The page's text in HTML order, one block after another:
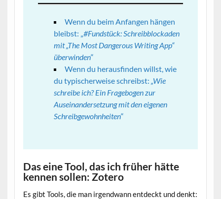
Wenn du beim Anfangen hängen
bleibst: „#Fundstück: Schreibblockaden
mit „The Most Dangerous Writing App“
überwinden“
Wenn du herausfinden willst, wie
du typischerweise schreibst: „Wie
schreibe ich? Ein Fragebogen zur
Auseinandersetzung mit den eigenen
Schreibgewohnheiten“
Das eine Tool, das ich früher hätte
kennen sollen: Zotero
Es gibt Tools, die man irgendwann entdeckt und denkt: